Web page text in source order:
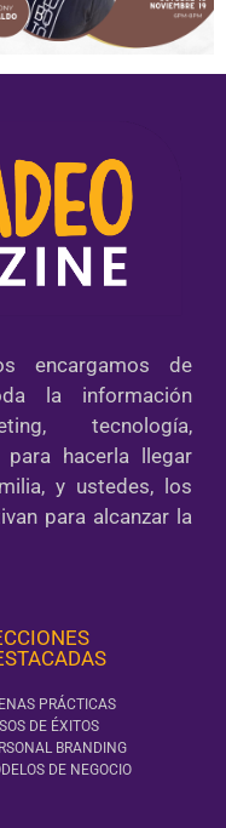
encargamos de
la información
tecnología,
para hacerla llegar
y ustedes, los
para alcanzar la
PRÁCTICAS
DE ÉXITOS
BRANDING
DE NEGOCIO